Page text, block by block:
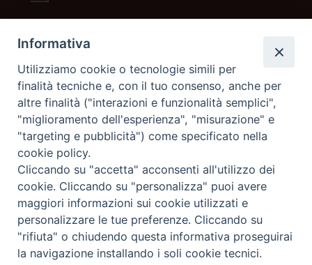
DOCUMENTI PASTORALI
ORARI MESSE
LITURGIA DELLE ORE
GALLERIE FOTOGRAFICHE
GALLERIE VIDEO
Informativa
Utilizziamo cookie o tecnologie simili per
finalità tecniche e, con il tuo consenso, anche per
altre finalità ("interazioni e funzionalità semplici",
"miglioramento dell'esperienza", "misurazione" e
"targeting e pubblicità") come specificato nella
cookie policy.
Cliccando su "accetta" acconsenti all'utilizzo dei
cookie. Cliccando su "personalizza" puoi avere
maggiori informazioni sui cookie utilizzati e
personalizzare le tue preferenze. Cliccando su
"rifiuta" o chiudendo questa informativa proseguirai
la navigazione installando i soli cookie tecnici.